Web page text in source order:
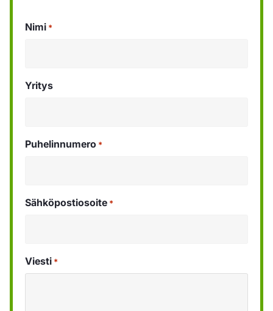
Nimi *
Yritys
Puhelinnumero *
Sähköpostiosoite *
Viesti *